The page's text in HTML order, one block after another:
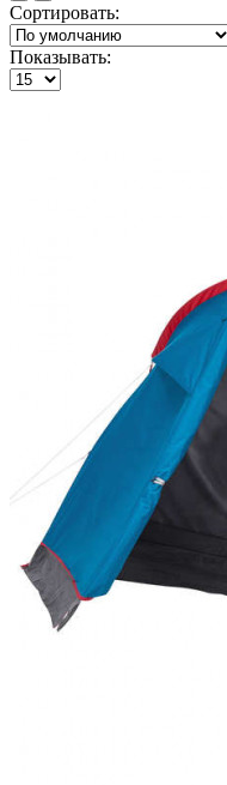
Сортировать:
Показывать: